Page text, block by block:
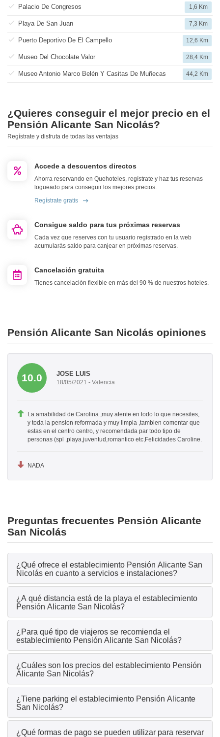
Palacio De Congresos 1,6 Km
Playa De San Juan 7,3 Km
Puerto Deportivo De El Campello 12,6 Km
Museo Del Chocolate Valor 28,4 Km
Museo Antonio Marco Belén Y Casitas De Muñecas 44,2 Km
¿Quieres conseguir el mejor precio en el
Pensión Alicante San Nicolás?
Regístrate y disfruta de todas las ventajas
Accede a descuentos directos
Ahorra reservando en Quehoteles, regístrate y haz tus reservas
logueado para conseguir los mejores precios.
Regístrate gratis
Consigue saldo para tus próximas reservas
Cada vez que reserves con tu usuario registrado en la web
acumularás saldo para canjear en próximas reservas.
Cancelación gratuita
Tienes cancelación flexible en más del 90 % de nuestros hoteles.
Pensión Alicante San Nicolás opiniones
10.0 JOSE LUIS
18/05/2021 - Valencia
La amabilidad de Carolina ,muy atente en todo lo que necesites,
y toda la pension reformada y muy limpia ,tambien comentar que
estas en el centro centro, y recomendada par todo tipo de
personas (spl ,playa,juventud,romantico etc,Felicidades Caroline.
NADA
Preguntas frecuentes Pensión Alicante
San Nicolás
¿Qué ofrece el establecimiento Pensión Alicante San
Nicolás en cuanto a servicios e instalaciones?
¿A qué distancia está de la playa el establecimiento
Pensión Alicante San Nicolás?
¿Para qué tipo de viajeros se recomienda el
establecimiento Pensión Alicante San Nicolás?
¿Cuáles son los precios del establecimiento Pensión
Alicante San Nicolás?
¿Tiene parking el establecimiento Pensión Alicante
San Nicolás?
¿Qué formas de pago se pueden utilizar para reservar